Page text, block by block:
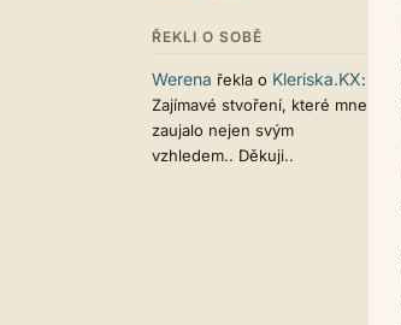
ŘEKLI O SOBĚ
Werena řekla o Kleriska.KX:
Zajímavé stvoření, které mne
zaujalo nejen svým
vzhledem.. Děkuji..